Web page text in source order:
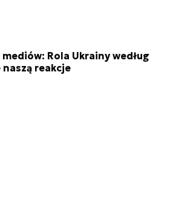
Rola Ukrainy według
naszą reakcje